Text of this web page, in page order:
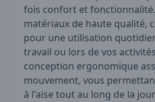
fois confort et fonctionnalité.
matériaux de haute qualité,
pour une utilisation
travail ou lors de vos
conception ergonomique
mouvement, vous
à l'aise tout au long de la